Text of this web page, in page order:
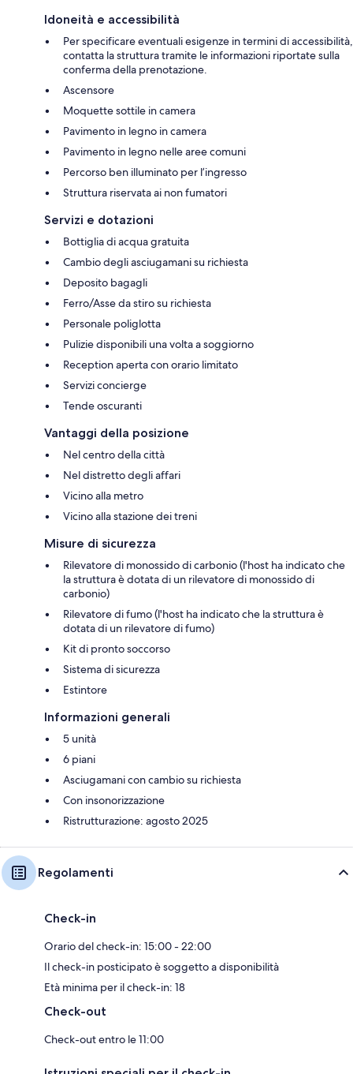
Idoneità e accessibilità
Per specificare eventuali esigenze in termini di accessibilità,
contatta la struttura tramite le informazioni riportate sulla
conferma della prenotazione.
Ascensore
Moquette sottile in camera
Pavimento in legno in camera
Pavimento in legno nelle aree comuni
Percorso ben illuminato per l’ingresso
Struttura riservata ai non fumatori
Servizi e dotazioni
Bottiglia di acqua gratuita
Cambio degli asciugamani su richiesta
Deposito bagagli
Ferro/Asse da stiro su richiesta
Personale poliglotta
Pulizie disponibili una volta a soggiorno
Reception aperta con orario limitato
Servizi concierge
Tende oscuranti
Vantaggi della posizione
Nel centro della città
Nel distretto degli affari
Vicino alla metro
Vicino alla stazione dei treni
Misure di sicurezza
Rilevatore di monossido di carbonio (l'host ha indicato che
la struttura è dotata di un rilevatore di monossido di
carbonio)
Rilevatore di fumo (l'host ha indicato che la struttura è
dotata di un rilevatore di fumo)
Kit di pronto soccorso
Sistema di sicurezza
Estintore
Informazioni generali
5 unità
6 piani
Asciugamani con cambio su richiesta
Con insonorizzazione
Ristrutturazione: agosto 2025
Regolamenti
Check-in
Orario del check-in: 15:00 - 22:00
Il check-in posticipato è soggetto a disponibilità
Età minima per il check-in: 18
Check-out
Check-out entro le 11:00